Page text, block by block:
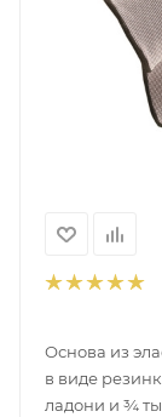
Основа из
в виде
ладони и ¾